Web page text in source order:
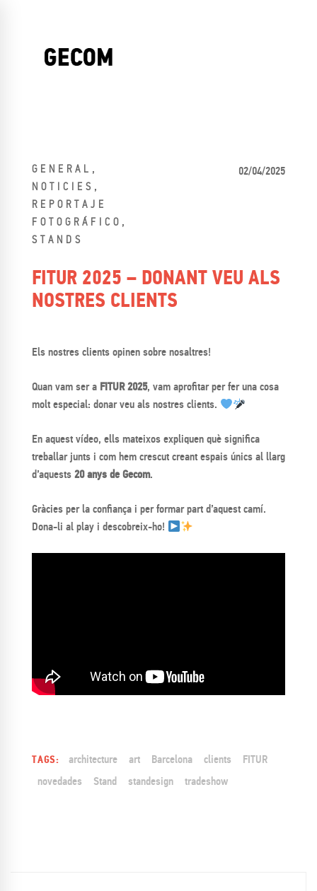
GENERAL ,
NOTICIES ,
REPORTAJE
FOTOGRÁFICO ,
STANDS
02/04/2025
FITUR 2025 – DONANT VEU ALS
NOSTRES CLIENTS
Els nostres clients opinen sobre nosaltres!
Quan vam ser a FITUR 2025, vam aprofitar per fer una cosa
molt especial: donar veu als nostres clients.
En aquest vídeo, ells mateixos expliquen què significa
treballar junts i com hem crescut creant espais únics al llarg
d’aquests 20 anys de Gecom.
Gràcies per la confiança i per formar part d’aquest camí.
Dona-li al play i descobreix-ho!
TAGS: architecture art Barcelona clients
FITUR
novedades
Stand standesign tradeshow